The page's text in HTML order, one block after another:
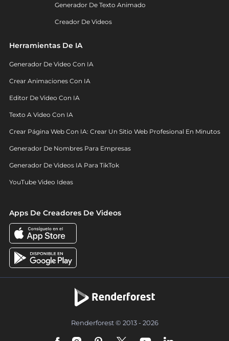
Generador De Texto Animado
Creador De Videos
Herramientas De IA
Generador De Video Con IA
Crear Animaciones Con IA
Editor De Video Con IA
Texto A Video Con IA
Crear Página Web Con IA: Crear Un Sitio Web Profesional En Minutos
Generador De Nombres Para Empresas
Generador De Videos IA Para TikTok
YouTube Video Ideas
Apps De Creadores De Videos
Renderforest © 2013 - 2026